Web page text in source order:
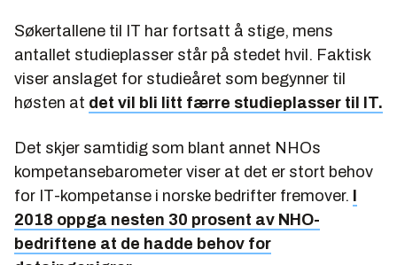
Søkertallene til IT har fortsatt å stige, mens
antallet studieplasser står på stedet hvil. Faktisk
viser anslaget for studieåret som begynner til
høsten at det vil bli litt færre studieplasser til IT.
Det skjer samtidig som blant annet NHOs
kompetansebarometer viser at det er stort behov
for IT-kompetanse i norske bedrifter fremover.
2018 oppga nesten 30 prosent av NHO-
bedriftene at de hadde behov for